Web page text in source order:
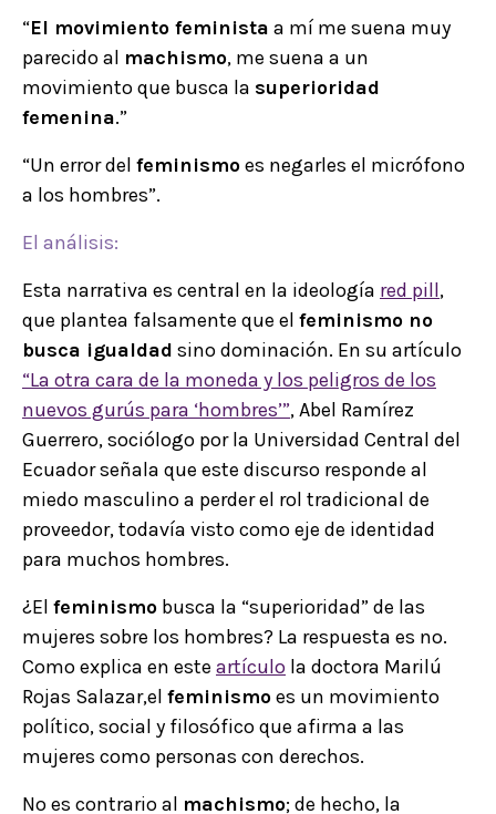
“El movimiento feminista a mí me suena muy
parecido al machismo, me suena a un
movimiento que busca la superioridad
femenina.”
“Un error del feminismoes negarles el micrófono
a los hombres”.
El análisis:
Esta narrativa es central en la ideología red pill,
que plantea falsamente que el feminismo no
busca igualdad sino dominación. En su artículo
“La otra cara de la moneda y los peligros de los
nuevos gurús para ‘hombres’”, Abel Ramírez
Guerrero, sociólogo por la Universidad Central del
Ecuador señala que este discurso responde al
miedo masculino a perder el rol tradicional de
proveedor, todavía visto como eje de identidad
para muchos hombres.
¿El feminismo busca la “superioridad” de las
mujeres sobre los hombres? La respuesta es no.
Como explica en este artículo la doctora Marilú
Rojas Salazar,el feminismoes un movimiento
político, social y filosófico que afirma a las
mujeres como personas con derechos.
No es contrario al machismo; de hecho, la